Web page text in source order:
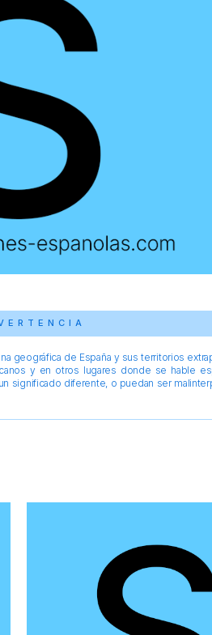
geográfica de España y sus territorios
y en otros lugares donde se hable
significado diferente, o puedan ser